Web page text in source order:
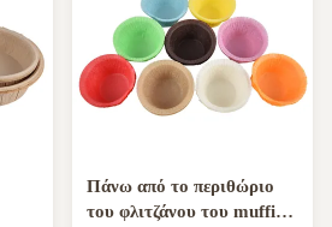
Πάνω από το περιθώριο
του φλιτζάνου του muffin